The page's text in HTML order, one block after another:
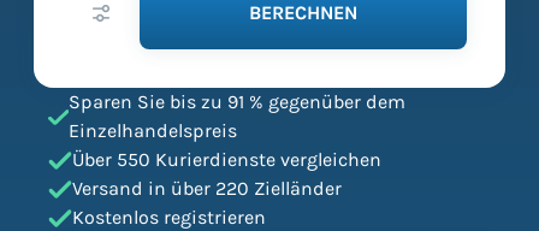
BERECHNEN
Sparen Sie bis zu 91 % gegenüber dem
Einzelhandelspreis
Über 550 Kurierdienste vergleichen
Versand in über 220 Zielländer
Kostenlos registrieren